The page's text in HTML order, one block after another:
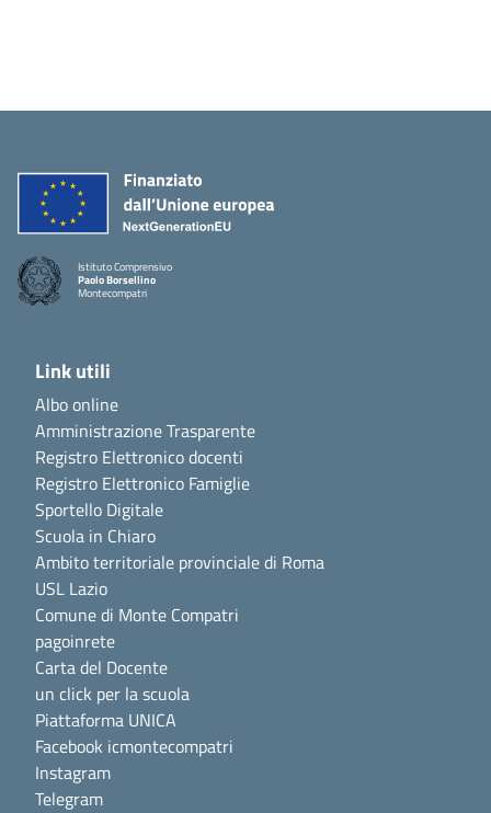
Istituto Comprensivo
Paolo Borsellino
Montecompatri
Link utili
Albo online
Amministrazione Trasparente
Registro Elettronico docenti
Registro Elettronico Famiglie
Sportello Digitale
Scuola in Chiaro
Ambito territoriale provinciale di Roma
USL Lazio
Comune di Monte Compatri
pagoinrete
Carta del Docente
un click per la scuola
Piattaforma UNICA
Facebook icmontecompatri
Instagram
Telegram